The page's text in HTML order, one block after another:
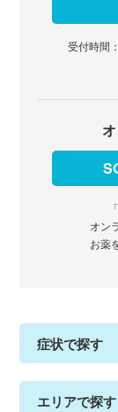
受付時間
オン
お薬
症状で探す
エリアで探す